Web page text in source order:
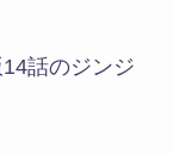
話のジンジ